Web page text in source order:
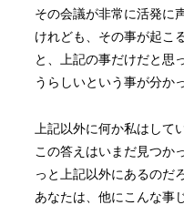
その会議が非常に活発に
けれども、その事が起こ
と、上記の事だけだと思
うらしいという事が分か
上記以外に何か私はして
この答えはいまだ見つか
っと上記以外にあるのだ
あなたは、他にこんな事